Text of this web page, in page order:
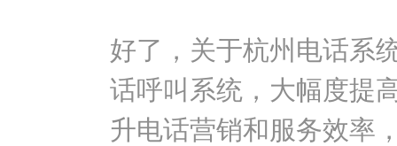
好了，关于杭州电话系
话呼叫系统，大幅度提
升电话营销和服务效率